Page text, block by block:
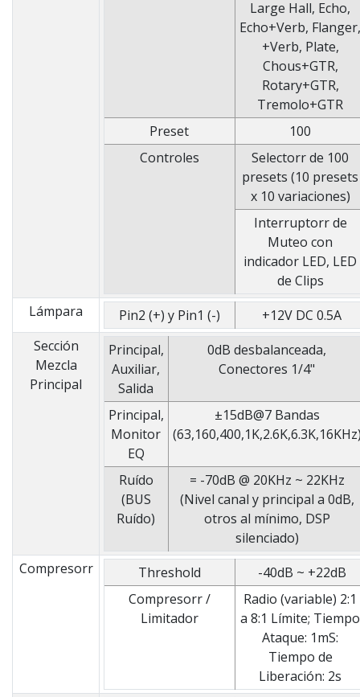
Large Hall, Echo,
Echo+Verb,
+Verb, Plate,
Chous+GTR,
Rotary+GTR,
Tremolo+GTR
Preset
100
Controles
Selectorr de 100
presets (10 presets
x 10 variaciones)
Interruptorr de
Muteo con
indicador LED, LED
de Clips
Lámpara
Pin2 (+) y Pin1 (-)
+12V DC 0.5A
Sección
Mezcla
Principal
Principal,
Auxiliar,
Salida
0dB desbalanceada,
Conectores 1/4"
Principal,
Monitor
EQ
±15dB@7 Bandas
Ruído
(BUS
Ruído)
= -70dB @ 20KHz ~ 22KHz
(Nivel canal y principal a 0dB,
otros al mínimo, DSP
silenciado)
Compresorr
Threshold
-40dB ~ +22dB
Compresorr /
Limitador
Radio (variable) 2:1
a 8:1 Límite; Tiempo
Ataque: 1mS:
Tiempo de
Liberación: 2s